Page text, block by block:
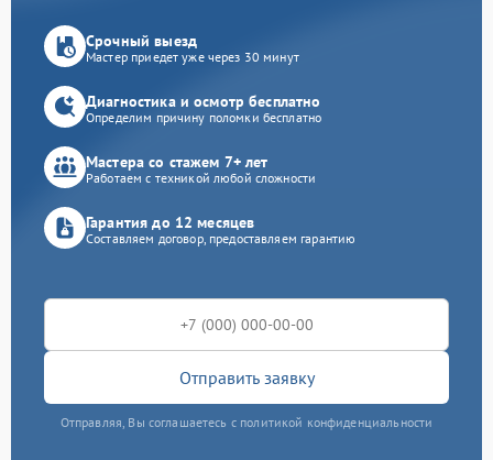
Срочный выезд
Мастер приедет уже через 30 минут
Диагностика и осмотр бесплатно
Определим причину поломки бесплатно
Мастера со стажем 7+ лет
Работаем с техникой любой сложности
Гарантия до 12 месяцев
Составляем договор, предоставляем гарантию
Отправить заявку
Отправляя, Вы соглашаетесь с политикой конфиденциальности